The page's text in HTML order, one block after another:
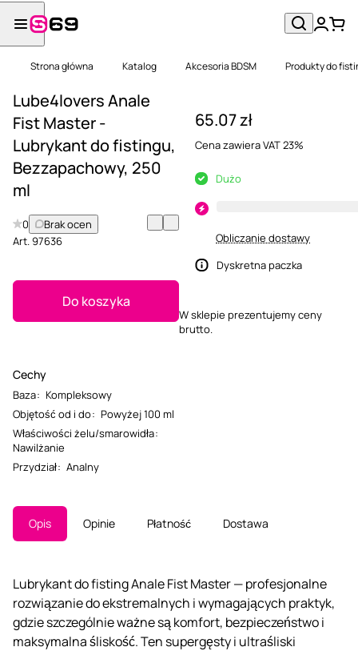
Strona główna Katalog Akcesoria BDSM Produkty do
Lube4lovers Anale
Fist Master -
Lubrykant do fistingu,
Bezzapachowy, 250
ml
0
Brak ocen
Art.97636
Do koszyka
Cechy
Baza: Kompleksowy
Objętość od i do: Powyżej 100 ml
Właściwości żelu/smarowidła:
Nawilżanie
Przydział: Analny
65.07 zł
Cena zawiera VAT 23%
Dużo
Obliczanie dostawy
Dyskretna paczka
W sklepie prezentujemy ceny
brutto.
Opis Opinie Płatność Dostawa
Lubrykant do fisting Anale Fist Master — profesjonalne
rozwiązanie do ekstremalnych i wymagających praktyk,
gdzie szczególnie ważne są komfort, bezpieczeństwo i
maksymalna śliskość. Ten supergęsty i ultraśliski